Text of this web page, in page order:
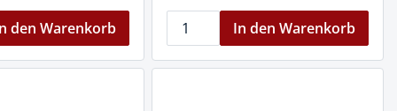
den Warenkorb In den Warenkorb